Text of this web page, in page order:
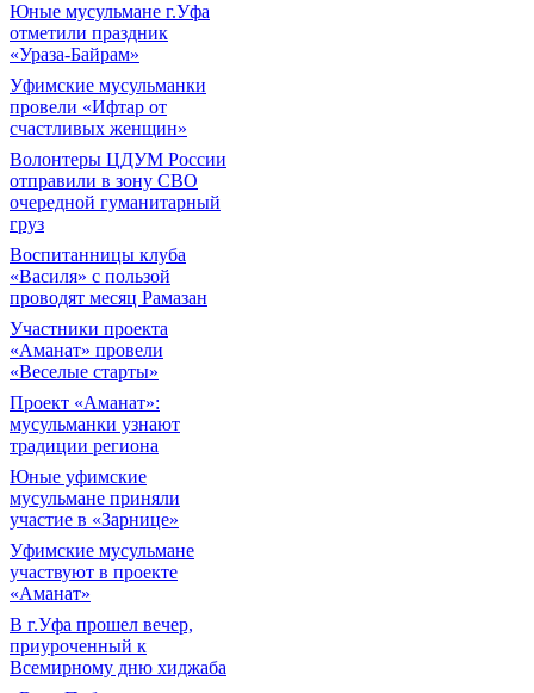
Юные мусульмане г.Уфа
отметили праздник
«Ураза-Байрам»
Уфимские мусульманки
провели «Ифтар от
счастливых женщин»
Волонтеры ЦДУМ России
отправили в зону СВО
очередной гуманитарный
груз
Воспитанницы клуба
«Василя» с пользой
проводят месяц Рамазан
Участники проекта
«Аманат» провели
«Веселые старты»
Проект «Аманат»:
мусульманки узнают
традиции региона
Юные уфимские
мусульмане приняли
участие в «Зарнице»
Уфимские мусульмане
участвуют в проекте
«Аманат»
В г.Уфа прошел вечер,
приуроченный к
Всемирному дню хиджаба